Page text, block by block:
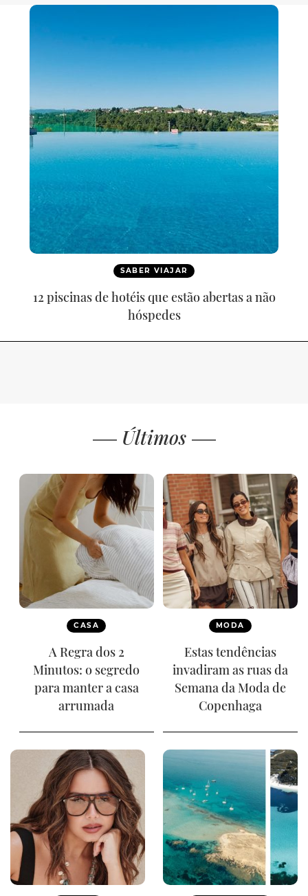
SABER VIAJAR
12 piscinas de hotéis que estão abertas a não
hóspedes
Últimos
CASA
A Regra dos 2
Minutos: o segredo
para manter a casa
arrumada
MODA
Estas tendências
invadiram as ruas da
Semana da Moda de
Copenhaga